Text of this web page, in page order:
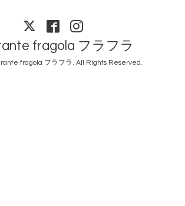
fragola フラフラ
fragola フラフラ . All Rights Reserved.